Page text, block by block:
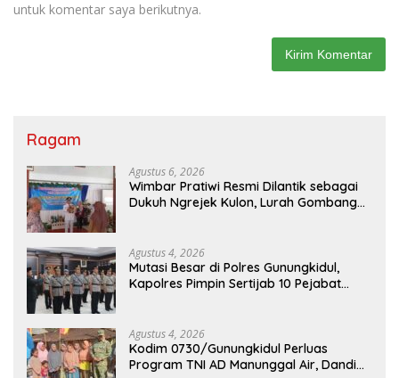
untuk komentar saya berikutnya.
Ragam
Agustus 6, 2026
Wimbar Pratiwi Resmi Dilantik sebagai
Dukuh Ngrejek Kulon, Lurah Gombang
Agustus 4, 2026
Mutasi Besar di Polres Gunungkidul,
Kapolres Pimpin Sertijab 10 Pejabat
Agustus 4, 2026
Kodim 0730/Gunungkidul Perluas
Program TNI AD Manunggal Air, Dandim: